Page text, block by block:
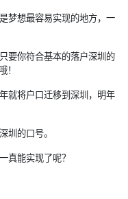
梦想最容易实现的地方，一
要你符合基本的落户深圳的
就将户口迁移到深圳，明年
圳的口号。
真能实现了呢？